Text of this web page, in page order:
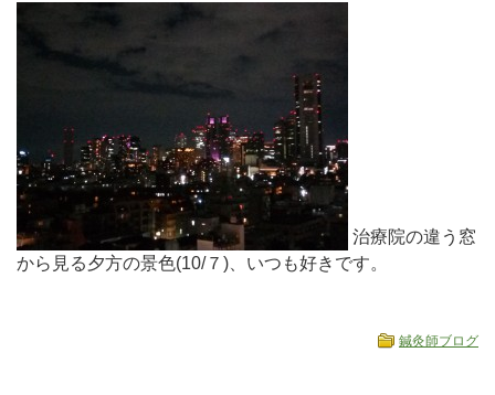
治療院の違う窓
から見る夕方の景色(10/７)、いつも好きです。
鍼灸師ブログ